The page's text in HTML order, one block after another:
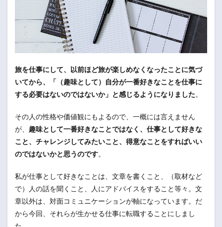
旅を仕事にして、以前ほど旅が楽しめなくなったことに気づ
いてから、「（趣味として）自分が一番好きなことを仕事に
する必要はないのではないか」と感じるようになりました。
その人の性格や価値観にもよるので、一概には言えません
が、 趣味として一番好きなことではなく、仕事として好きな
こと、チャレンジしてみたいこと、得意なことをすればいい
のではないかと思うのです。
私が仕事として好きなことは、文章を書くこと、（取材など
で）人の話を聞くこと、人にアドバイスをすること等々。文
章以外は、対面コミュニケーションが軸になっています。だ
から今回、それらが生かせる仕事に転職することにしまし